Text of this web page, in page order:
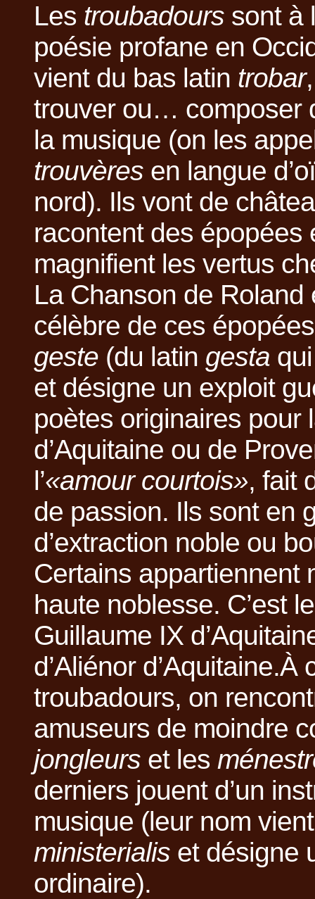
Les troubadours sont à
poésie profane en
vient du bas latin trobar
trouver ou… composer
la musique (on les
trouvères en langue
nord). Ils vont de
racontent des épopées
magnifient les vertus
La Chanson de Roland
célèbre de ces
geste (du latin gesta
et désigne un exploit
poètes originaires pour
d’Aquitaine ou de
l’«amour courtois», fait
de passion. Ils sont en
d’extraction noble ou
Certains appartiennent
haute noblesse. C’est
Guillaume IX
d’Aliénor d’Aquitaine.À
troubadours, on
amuseurs de moindre
jongleurs et les
derniers jouent d’un
musique (leur nom
ministerialis et désigne
ordinaire).